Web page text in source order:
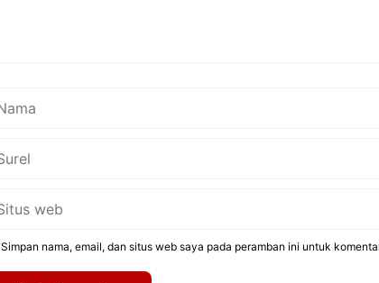
Simpan nama, email, dan situs web saya pada peramban ini untuk